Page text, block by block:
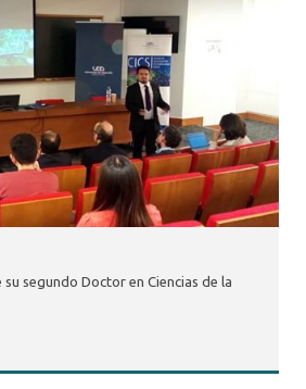
su segundo Doctor en Ciencias de la